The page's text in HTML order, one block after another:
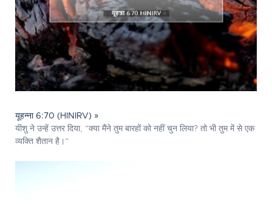
यूहन्ना 6:70 (HINIRV) »
यीशु ने उन्हें उत्तर दिया, “क्या मैंने तुम बारहों को नहीं चुन लिया? तो भी तुम में से एक
व्यक्ति शैतान है।”